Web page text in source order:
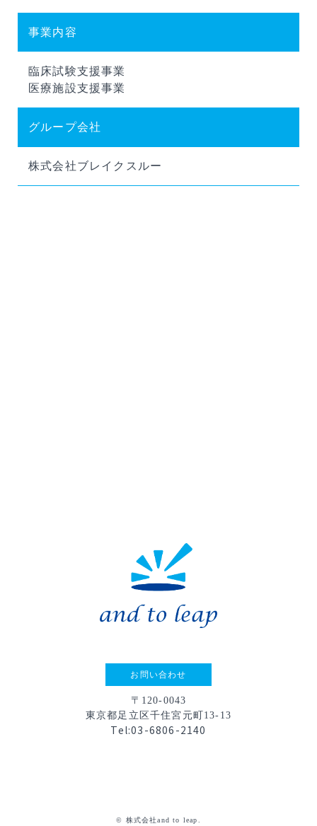
事業内容
臨床試験支援事業
医療施設支援事業
グループ会社
株式会社ブレイクスルー
お問い合わせ
〒120-0043
東京都足立区千住宮元町13-13
Tel:03-6806-2140
© 株式会社and to leap.